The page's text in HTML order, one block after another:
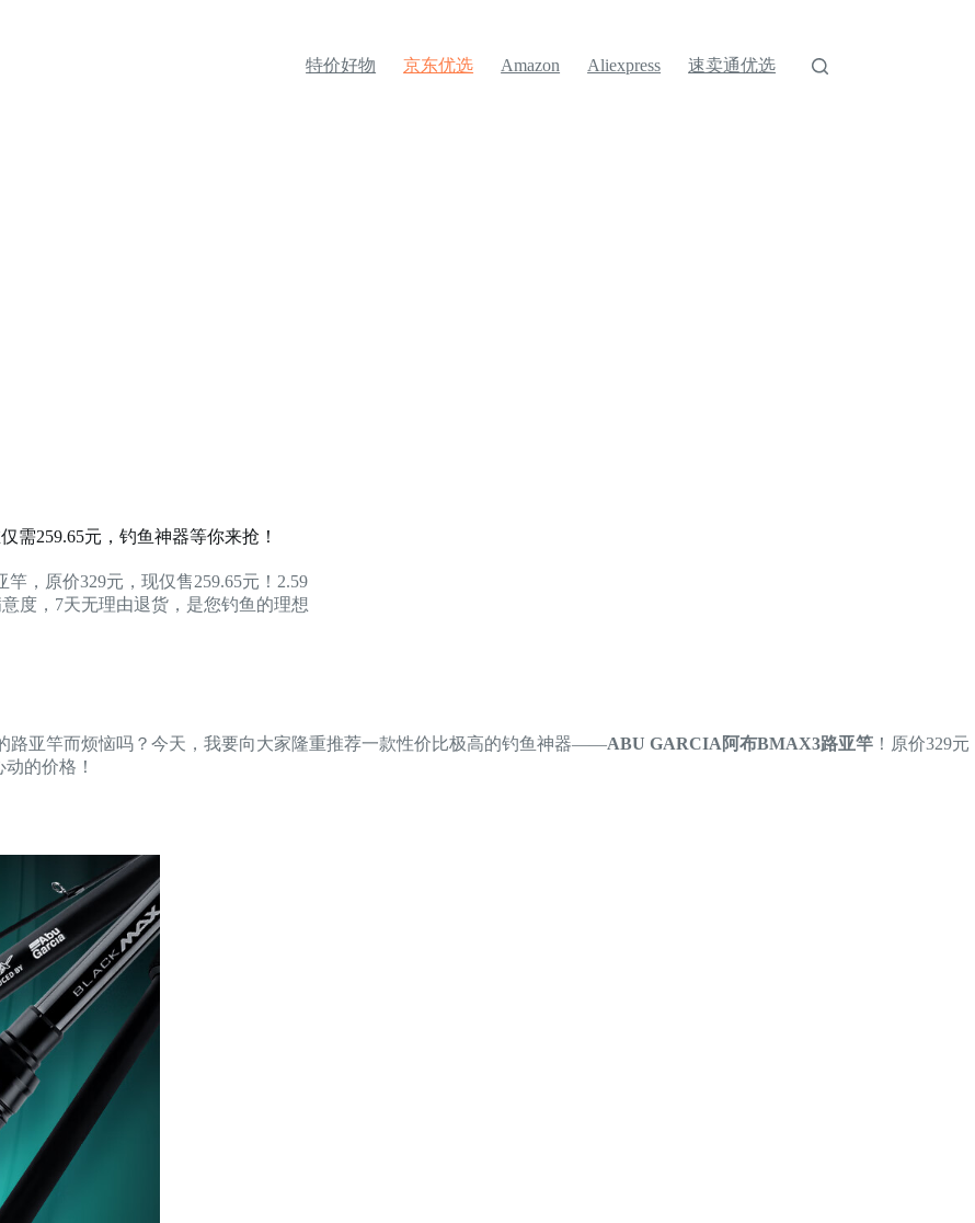
特价好物 京东优选 Amazon Aliexpress 速卖通优选
需259.65元，钓鱼神器等你来抢！
，原价329元，现仅售259.65元！2.59
度，7天无理由退货，是您钓鱼的理想
路亚竿而烦恼吗？今天，我要向大家隆重推荐一款性价比极高的钓鱼神器——ABU GARCIA阿布BMAX3路亚竿 ！原价329元
的价格！